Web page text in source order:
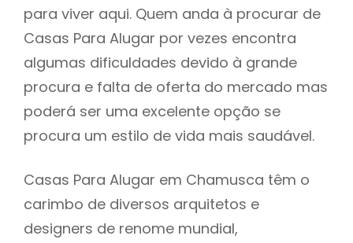
para viver aqui. Quem anda à procurar de
Casas Para Alugar por vezes encontra
algumas dificuldades devido à grande
procura e falta de oferta do mercado mas
poderá ser uma excelente opção se
procura um estilo de vida mais saudável.
Casas Para Alugar em Chamusca têm o
carimbo de diversos arquitetos e
designers de renome mundial,